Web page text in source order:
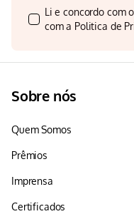
Li e concordo com
com a Politica de
Sobre nós
Quem Somos
Prêmios
Imprensa
Certificados